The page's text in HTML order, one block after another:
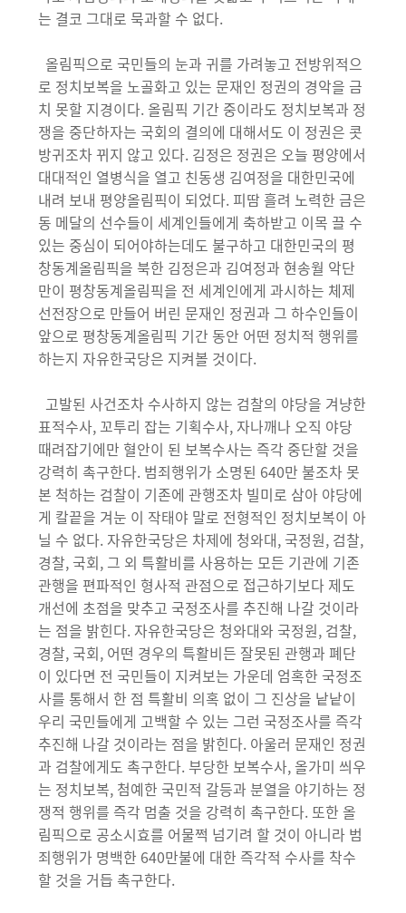
는 결코 그대로 묵과할 수 없다.
올림픽으로 국민들의 눈과 귀를 가려놓고 전방위적으
로 정치보복을 노골화고 있는 문재인 정권의 경악을 금
치 못할 지경이다. 올림픽 기간 중이라도 정치보복과 정
쟁을 중단하자는 국회의 결의에 대해서도 이 정권은 콧
방귀조차 뀌지 않고 있다. 김정은 정권은 오늘 평양에서
대대적인 열병식을 열고 친동생 김여정을 대한민국에
내려 보내 평양올림픽이 되었다. 피땀 흘려 노력한 금은
동 메달의 선수들이 세계인들에게 축하받고 이목 끌 수
있는 중심이 되어야하는데도 불구하고 대한민국의 평
창동계올림픽을 북한 김정은과 김여정과 현송월 악단
만이 평창동계올림픽을 전 세계인에게 과시하는 체제
선전장으로 만들어 버린 문재인 정권과 그 하수인들이
앞으로 평창동계올림픽 기간 동안 어떤 정치적 행위를
하는지 자유한국당은 지켜볼 것이다.
고발된 사건조차 수사하지 않는 검찰의 야당을 겨냥한
표적수사, 꼬투리 잡는 기획수사, 자나깨나 오직 야당
때려잡기에만 혈안이 된 보복수사는 즉각 중단할 것을
강력히 촉구한다. 범죄행위가 소명된 640만 불조차 못
본 척하는 검찰이 기존에 관행조차 빌미로 삼아 야당에
게 칼끝을 겨눈 이 작태야 말로 전형적인 정치보복이 아
닐 수 없다. 자유한국당은 차제에 청와대, 국정원, 검찰,
경찰, 국회, 그 외 특활비를 사용하는 모든 기관에 기존
관행을 편파적인 형사적 관점으로 접근하기보다 제도
개선에 초점을 맞추고 국정조사를 추진해 나갈 것이라
는 점을 밝힌다. 자유한국당은 청와대와 국정원, 검찰,
경찰, 국회, 어떤 경우의 특활비든 잘못된 관행과 폐단
이 있다면 전 국민들이 지켜보는 가운데 엄혹한 국정조
사를 통해서 한 점 특활비 의혹 없이 그 진상을 낱낱이
우리 국민들에게 고백할 수 있는 그런 국정조사를 즉각
추진해 나갈 것이라는 점을 밝힌다. 아울러 문재인 정권
과 검찰에게도 촉구한다. 부당한 보복수사, 올가미 씌우
는 정치보복, 첨예한 국민적 갈등과 분열을 야기하는 정
쟁적 행위를 즉각 멈출 것을 강력히 촉구한다. 또한 올
림픽으로 공소시효를 어물쩍 넘기려 할 것이 아니라 범
죄행위가 명백한 640만불에 대한 즉각적 수사를 착수
할 것을 거듭 촉구한다.